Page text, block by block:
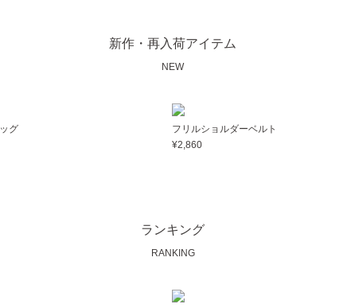
新作・再入荷アイテム
NEW
グ
フリルショルダーベルト
¥2,860
ランキング
RANKING